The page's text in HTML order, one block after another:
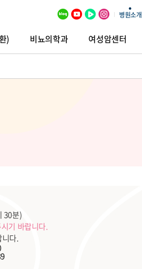
병원소개
) 비뇨의학과 여성암센터
30분)
기 바랍니다.
다.